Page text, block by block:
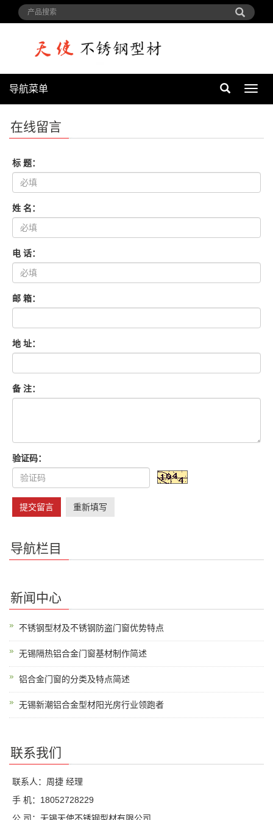
导
导航菜单
在线留言
标 题：
姓 名：
电 话：
邮 箱：
地 址：
备 注：
验证码：
提交留言 重新填写
导航栏目
新闻中心
不锈钢型材及不锈钢防盗门窗优势特点
无锡隔热铝合金门窗基材制作简述
铝合金门窗的分类及特点简述
无锡新潮铝合金型材阳光房行业领跑者
联系我们
联系人：周捷 经理
手 机：18052728229